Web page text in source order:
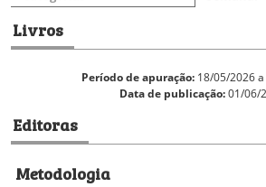
Livros
Período de apuração:18/05/2026
Data de publicação:01/06/
Editoras
Metodologia